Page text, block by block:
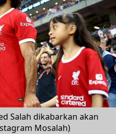
Salah dikabarkan akan
Mosalah)